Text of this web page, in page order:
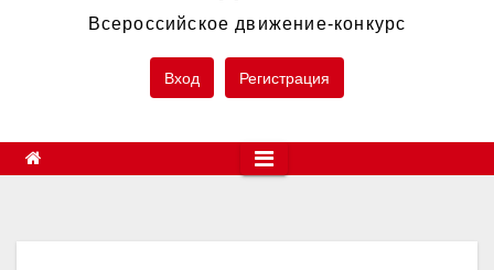
Всероссийское движение-конкурс
Вход Регистрация